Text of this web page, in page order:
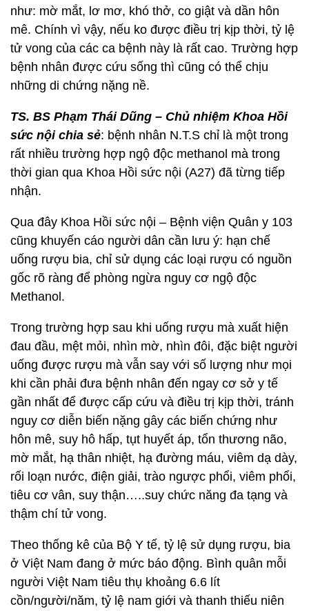
như: mờ mắt, lơ mơ, khó thở, co giật và dần hôn
mê. Chính vì vậy, nếu ko được điều trị kịp thời, tỷ lệ
tử vong của các ca bệnh này là rất cao. Trường hợp
bệnh nhân được cứu sống thì cũng có thể chịu
những di chứng nặng nề.
TS. BS Phạm Thái Dũng – Chủ nhiệm Khoa Hồi
sức nội chia sẻ: bệnh nhân N.T.S chỉ là một trong
rất nhiều trường hợp ngộ độc methanol mà trong
thời gian qua Khoa Hồi sức nội (A27) đã từng tiếp
nhận.
Qua đây Khoa Hồi sức nội – Bệnh viện Quân y 103
cũng khuyến cáo người dân cần lưu ý: hạn chế
uống rượu bia, chỉ sử dụng các loại rượu có nguồn
gốc rõ ràng để phòng ngừa nguy cơ ngộ độc
Methanol.
Trong trường hợp sau khi uống rượu mà xuất hiện
đau đầu, mệt mỏi, nhìn mờ, nhìn đôi, đặc biệt người
uống được rượu mà vẫn say với số lượng như mọi
khi cần phải đưa bệnh nhân đến ngay cơ sở y tế
gần nhất để được cấp cứu và điều trị kịp thời, tránh
nguy cơ diễn biến nặng gây các biến chứng như
hôn mê, suy hô hấp, tụt huyết áp, tổn thương não,
mờ mắt, hạ thân nhiệt, hạ đường máu, viêm dạ dày,
rối loạn nước, điện giải, trào ngược phổi, viêm phổi,
tiêu cơ vân, suy thận…..suy chức năng đa tạng và
thậm chí tử vong.
Theo thống kê của Bộ Y tế, tỷ lệ sử dụng rượu, bia
ở Việt Nam đang ở mức báo động. Bình quân mỗi
người Việt Nam tiêu thụ khoảng 6.6 lít
cồn/người/năm, tỷ lệ nam giới và thanh thiếu niên